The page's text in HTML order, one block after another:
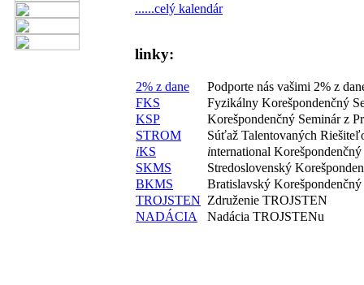
......celý kalendár
linky:
2% z dane
Podporte nás vašimi 2% z
FKS
Fyzikálny Korešpondenčný
KSP
Korešpondenčný Seminár z
STROM
Súťaž Talentovaných
iKS international Korešpondenčný
SKMS
Stredoslovenský
BKMS
Bratislavský
TROJSTEN Združenie TROJSTEN
NADÁCIA
Nadácia TROJSTENu